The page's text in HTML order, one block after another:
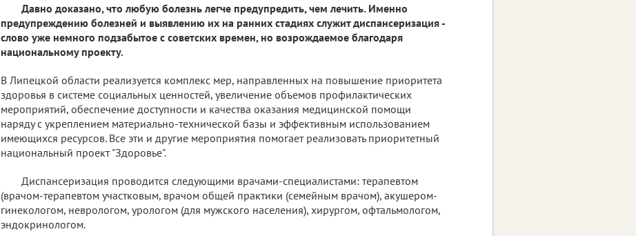
Давно доказано, что любую болезнь легче предупредить, чем лечить. Именно
предупреждению болезней и выявлению их на ранних стадиях служит диспансеризация -
слово уже немного подзабытое с советских времен, но возрождаемое благодаря
национальному проекту.
В Липецкой области реализуется комплекс мер, направленных на повышение приоритета
здоровья в системе социальных ценностей, увеличение объемов профилактических
мероприятий, обеспечение доступности и качества оказания медицинской помощи
наряду с укреплением материально-технической базы и эффективным использованием
имеющихся ресурсов. Все эти и другие мероприятия помогает реализовать приоритетный
национальный проект "Здоровье".
Диспансеризация проводится следующими врачами-специалистами: терапевтом
(врачом-терапевтом участковым, врачом общей практики (семейным врачом), акушером-
гинекологом, неврологом, урологом (для мужского населения), хирургом, офтальмологом,
эндокринологом.